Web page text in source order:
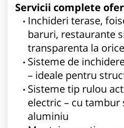
Servicii complete
Inchideri terase,
baruri, restaurante
transparenta la
Sisteme de
– ideale pentru
Sisteme tip rulou
electric – cu tambur
aluminiu